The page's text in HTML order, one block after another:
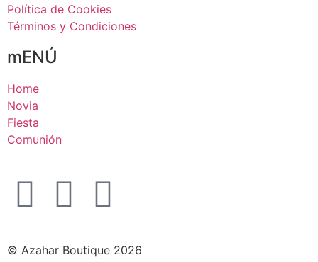
Política de Cookies
Términos y Condiciones
mENÚ
Home
Novia
Fiesta
Comunión
© Azahar Boutique 2026